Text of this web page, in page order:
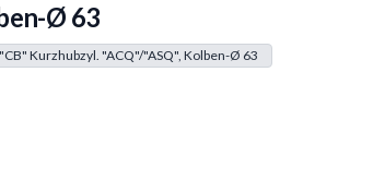
Ø 63
Kurzhubzyl. "ACQ"/"ASQ", Kolben-Ø 63